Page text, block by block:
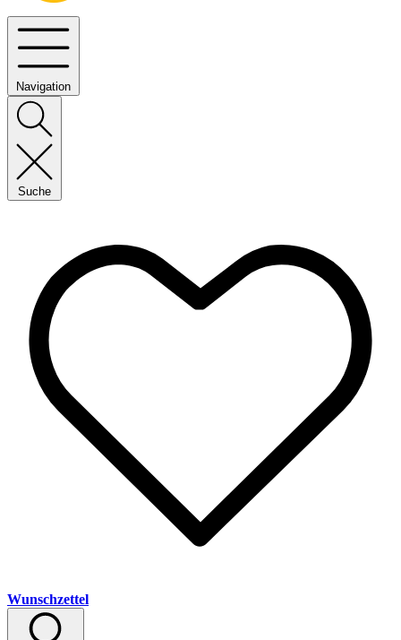
Navigation
Suche
Wunschzettel